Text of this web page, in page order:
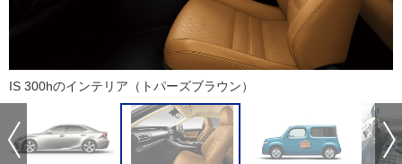
IS 300hのインテリア（トパーズブラウン）